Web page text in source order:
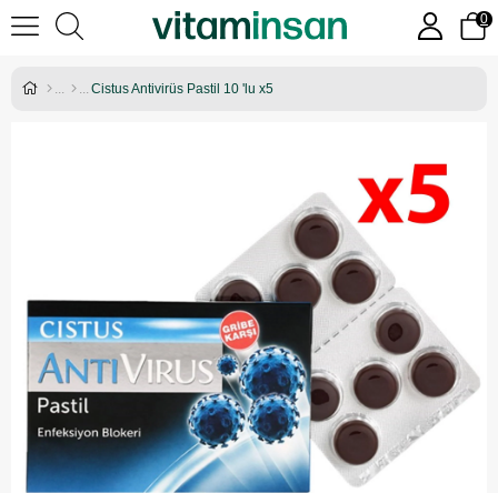
0
Cistus Antivirüs Pastil 10 'lu x5